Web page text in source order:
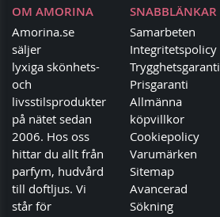
OM AMORINA
Amorina.se
säljer
lyxiga skönhets-
och
livsstilsprodukter
på nätet sedan
2006. Hos oss
hittar du allt från
parfym, hudvård
till doftljus. Vi
står för
SNABBLÄNKAR
Samarbeten
Integritetspolicy
Trygghetsgaranti
Prisgaranti
Allmänna
köpvillkor
Cookiepolicy
Varumärken
Sitemap
Avancerad
Sökning